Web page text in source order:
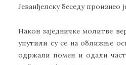
Јеванђелску беседу произнео
Након заједничке молитве
упутили су се на оближње
одржали помен и одали